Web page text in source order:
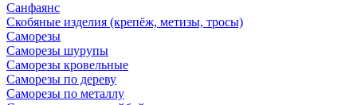
Санфаянс
Скобяные изделия (крепёж, метизы, тросы)
Саморезы
Саморезы шурупы
Саморезы кровельные
Саморезы по дереву
Саморезы по металлу